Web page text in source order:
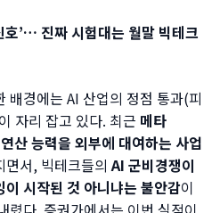
’… 진짜 시험대는 월말 빅테크
배경에는 AI 산업의 정점 통과(피
자리 잡고 있다. 최근 메타
산 능력을 외부에 대여하는 사업
면서, 빅테크들의AI 군비경쟁이
시작된 것 아니냐는 불안감이